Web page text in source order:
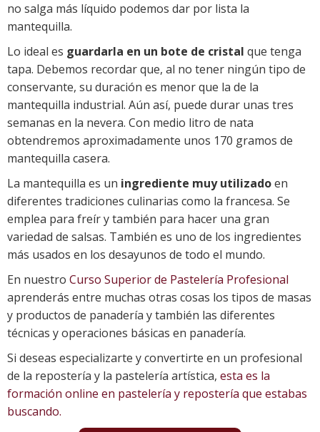
no salga más líquido podemos dar por lista la
mantequilla.
Lo ideal es guardarla en un bote de cristal que tenga
tapa. Debemos recordar que, al no tener ningún tipo de
conservante, su duración es menor que la de la
mantequilla industrial. Aún así, puede durar unas tres
semanas en la nevera. Con medio litro de nata
obtendremos aproximadamente unos 170 gramos de
mantequilla casera.
La mantequilla es un ingrediente muy utilizadoen
diferentes tradiciones culinarias como la francesa. Se
emplea para freír y también para hacer una gran
variedad de salsas. También es uno de los ingredientes
más usados en los desayunos de todo el mundo.
En nuestro Curso Superior de Pastelería Profesional
aprenderás entre muchas otras cosas los tipos de masas
y productos de panadería y también las diferentes
técnicas y operaciones básicas en panadería.
Si deseas especializarte y convertirte en un profesional
de la repostería y la pastelería artística, esta es la
formación online en pastelería y repostería que estabas
buscando.